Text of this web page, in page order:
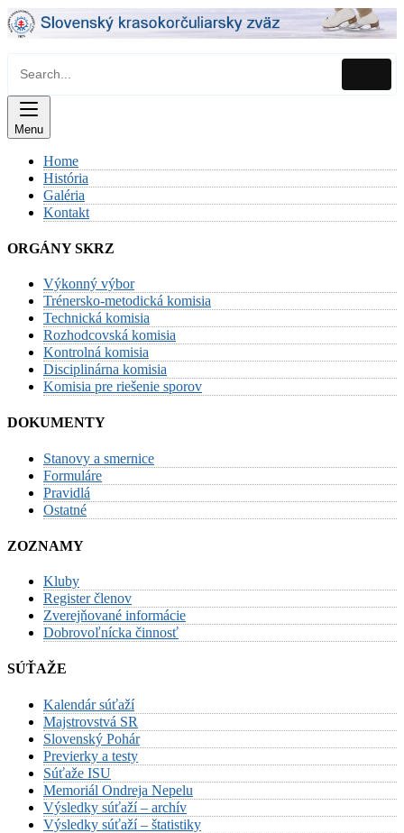
Skip
to
Menu
Home
História
Galéria
Kontakt
ORGÁNY SKRZ
Výkonný výbor
Trénersko-metodická komisia
Technická komisia
Rozhodcovská komisia
Kontrolná komisia
Disciplinárna komisia
Komisia pre riešenie sporov
DOKUMENTY
Stanovy a smernice
Formuláre
Pravidlá
Ostatné
ZOZNAMY
Kluby
Register členov
Zverejňované informácie
Dobrovoľnícka činnosť
SÚŤAŽE
Kalendár súťaží
Majstrovstvá SR
Slovenský Pohár
Previerky a testy
Súťaže ISU
Memoriál Ondreja Nepelu
Výsledky súťaží – archív
Výsledky súťaží – štatistiky